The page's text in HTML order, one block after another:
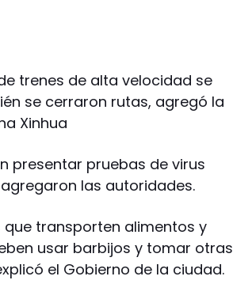
trenes de alta velocidad se
se cerraron rutas, agregó la
Xinhua
presentar pruebas de virus
las autoridades.
transporten alimentos y
usar barbijos y tomar otras
el Gobierno de la ciudad.